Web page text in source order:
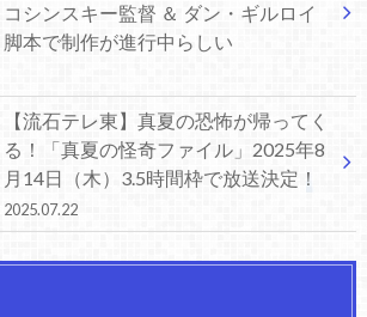
コシンスキー監督 ＆ ダン・ギルロイ
脚本で制作が進行中らしい
【流石テレ東】真夏の恐怖が帰ってく
る！「真夏の怪奇ファイル」2025年8
月14日（木）3.5時間枠で放送決定！
2025.07.22